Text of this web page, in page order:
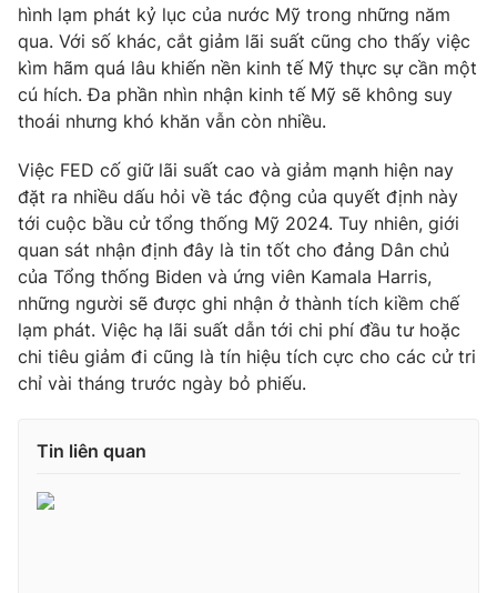
hình lạm phát kỷ lục của nước Mỹ trong những năm
qua. Với số khác, cắt giảm lãi suất cũng cho thấy việc
kìm hãm quá lâu khiến nền kinh tế Mỹ thực sự cần một
cú hích. Đa phần nhìn nhận kinh tế Mỹ sẽ không suy
thoái nhưng khó khăn vẫn còn nhiều.
Việc FED cố giữ lãi suất cao và giảm mạnh hiện nay
đặt ra nhiều dấu hỏi về tác động của quyết định này
tới cuộc bầu cử tổng thống Mỹ 2024. Tuy nhiên, giới
quan sát nhận định đây là tin tốt cho đảng Dân chủ
của Tổng thống Biden và ứng viên Kamala Harris,
những người sẽ được ghi nhận ở thành tích kiềm chế
lạm phát. Việc hạ lãi suất dẫn tới chi phí đầu tư hoặc
chi tiêu giảm đi cũng là tín hiệu tích cực cho các cử tri
chỉ vài tháng trước ngày bỏ phiếu.
Tin liên quan